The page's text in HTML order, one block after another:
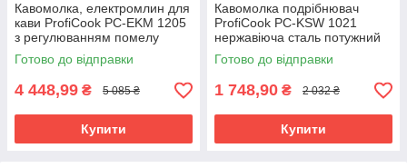
Кавомолка, електромлин для
кави ProfiCook PC-EKM 1205
з регулюванням помелу
Готово до відправки
4 448,99 ₴ 5 085 ₴
Купити
Кавомолка подрібнювач
ProfiCook PC-KSW 1021
нержавіюча сталь потужний
двигун
Готово до відправки
1 748,90 ₴ 2 032 ₴
Купити